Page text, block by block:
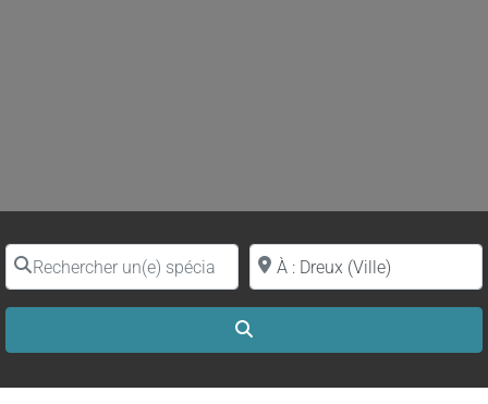
Rechercher un(e) spécialiste par nomProche de (ville ou région)